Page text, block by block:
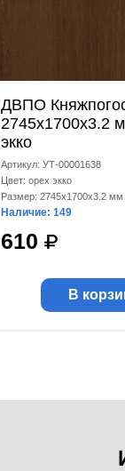
ДВПО
2745x1700x3.2
экко
Артикул: УТ-00001638
Цвет: орех экко
Размер: 2745x1700x3.2 мм
Наличие: 149
610
В